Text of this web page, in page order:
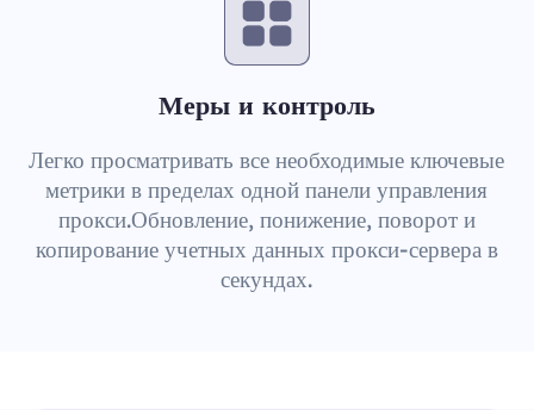
Меры и контроль
Легко просматривать все необходимые ключевые
метрики в пределах одной панели управления
прокси.Обновление, понижение, поворот и
копирование учетных данных прокси-сервера в
секундах.